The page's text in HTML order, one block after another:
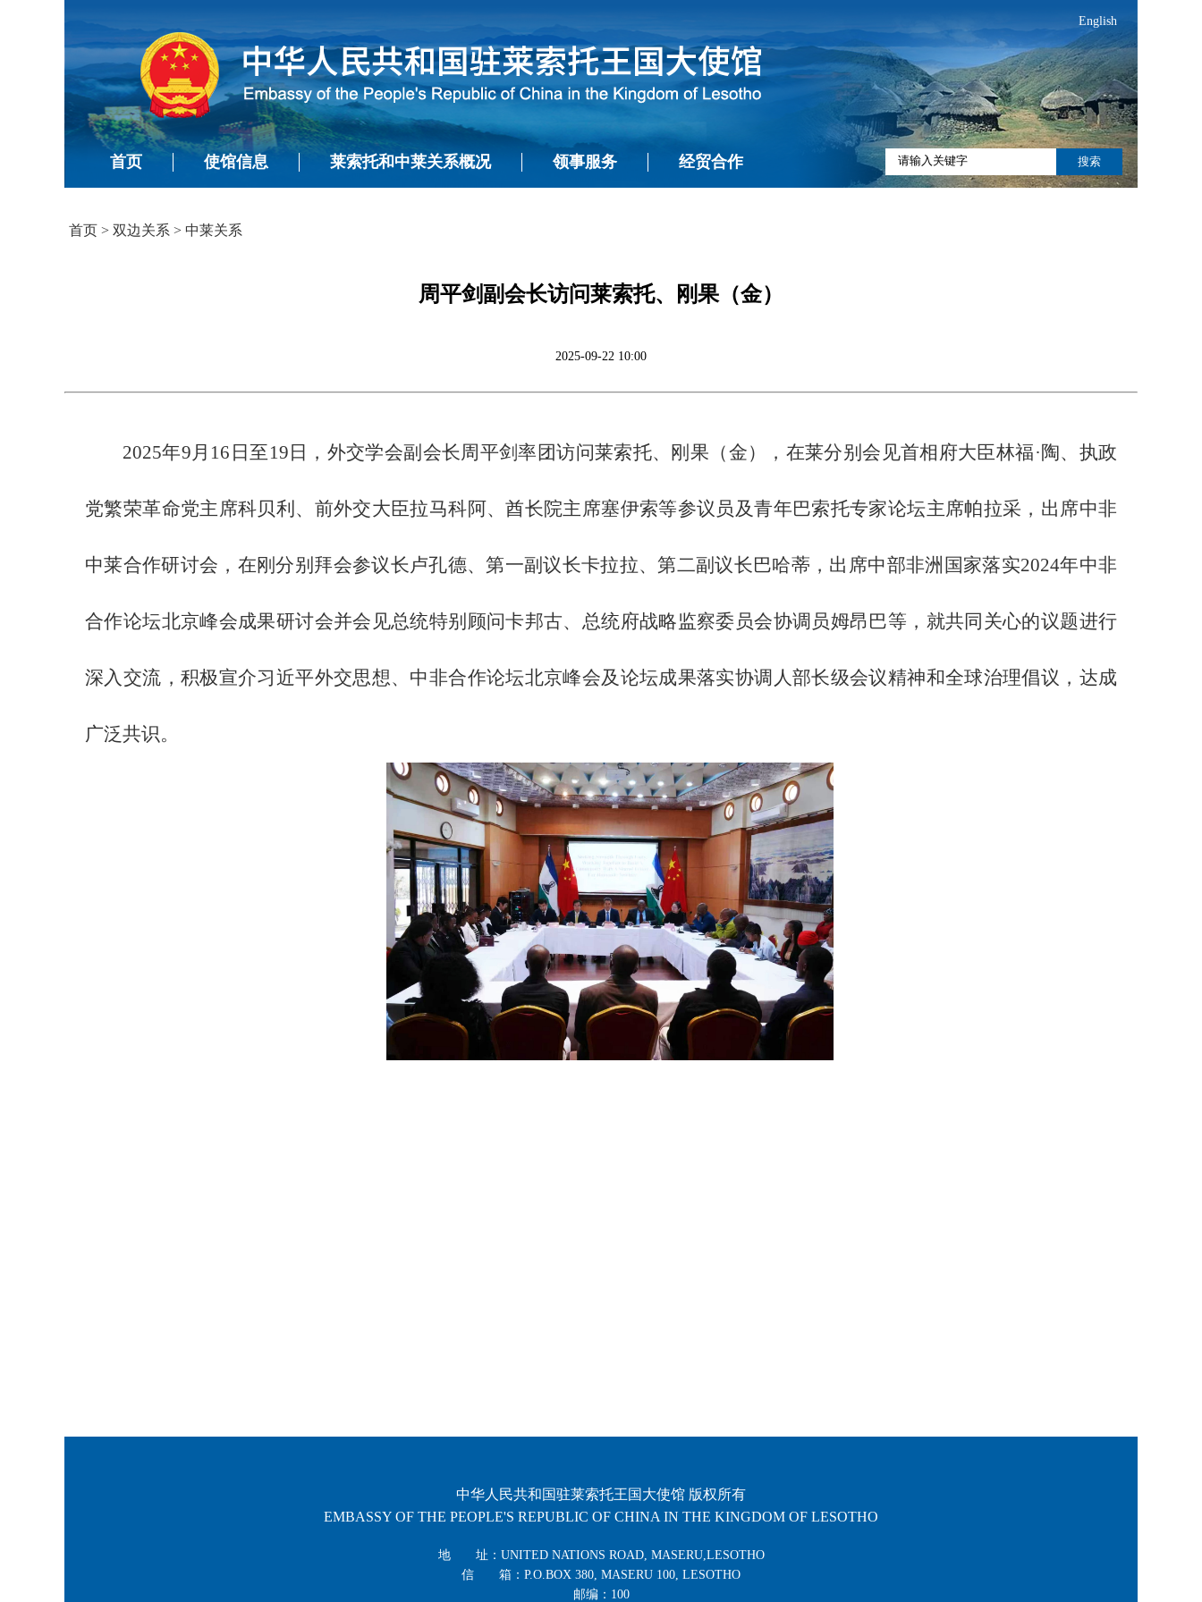
English
首页 使馆信息 莱索托和中莱关系概况 领事服务 经贸合作 搜索
首页 > 双边关系 > 中莱关系
周平剑副会长访问莱索托、刚果（金）
2025-09-22 10:00
2025年9月16日至19日，外交学会副会长周平剑率团访问莱索托、刚果（金），在莱分别会见首相府大臣林福·陶、执政
党繁荣革命党主席科贝利、前外交大臣拉马科阿、酋长院主席塞伊索等参议员及青年巴索托专家论坛主席帕拉采，出席中非
中莱合作研讨会，在刚分别拜会参议长卢孔德、第一副议长卡拉拉、第二副议长巴哈蒂，出席中部非洲国家落实2024年中非
合作论坛北京峰会成果研讨会并会见总统特别顾问卡邦古、总统府战略监察委员会协调员姆昂巴等，就共同关心的议题进行
深入交流，积极宣介习近平外交思想、中非合作论坛北京峰会及论坛成果落实协调人部长级会议精神和全球治理倡议，达成
广泛共识。
中华人民共和国驻莱索托王国大使馆 版权所有
EMBASSY OF THE PEOPLE'S REPUBLIC OF CHINA IN THE KINGDOM OF LESOTHO
地 址：UNITED NATIONS ROAD, MASERU,LESOTHO
信 箱：P.O.BOX 380, MASERU 100, LESOTHO
邮编：100